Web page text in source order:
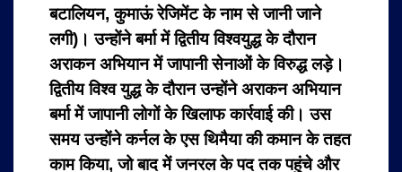
बटालियन, कुमाऊं रेजिमेंट के नाम से जानी जाने
लगी)। उन्होंने बर्मा में द्वितीय विश्वयुद्ध के दौरान
अराकन अभियान में जापानी सेनाओं के विरुद्ध लड़े।
द्वितीय विश्व युद्ध के दौरान उन्होंने अराकन अभियान
बर्मा में जापानी लोगों के खिलाफ कार्रवाई की। उस
समय उन्होंने कर्नल के एस थिमैया की कमान के तहत
काम किया, जो बाद में जनरल के पद तक पहुंचे और